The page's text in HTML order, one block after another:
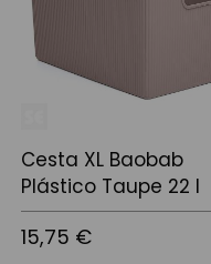
Cesta XL Baobab
Plástico Taupe 22 l
15,75 €